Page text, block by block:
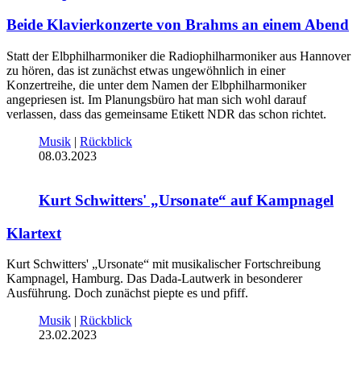
Beide Klavierkonzerte von Brahms an einem Abend
Statt der Elbphilharmoniker die Radiophilharmoniker aus Hannover
zu hören, das ist zunächst etwas ungewöhnlich in einer
Konzertreihe, die unter dem Namen der Elbphilharmoniker
angepriesen ist. Im Planungsbüro hat man sich wohl darauf
verlassen, dass das gemeinsame Etikett NDR das schon richtet.
Musik | Rückblick
08.03.2023
Kurt Schwitters' „Ursonate“ auf Kampnagel
Klartext
Kurt Schwitters' „Ursonate“ mit musikalischer Fortschreibung
Kampnagel, Hamburg. Das Dada-Lautwerk in besonderer
Ausführung. Doch zunächst piepte es und pfiff.
Musik | Rückblick
23.02.2023